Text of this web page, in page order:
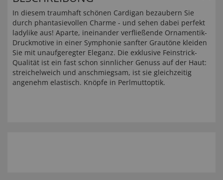
In diesem traumhaft schönen Cardigan bezaubern Sie
durch phantasievollen Charme - und sehen dabei perfekt
ladylike aus! Aparte, ineinander verfließende Ornamentik-
Druckmotive in einer Symphonie sanfter Grautöne kleiden
Sie mit unaufgeregter Eleganz. Die exklusive Feinstrick-
Qualität ist ein fast schon sinnlicher Genuss auf der Haut:
streichelweich und anschmiegsam, ist sie gleichzeitig
angenehm elastisch. Knöpfe in Perlmuttoptik.